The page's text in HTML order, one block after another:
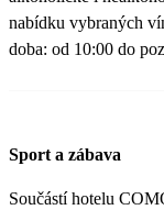
nabídku vybraných
doba: od 10:00 do
Sport a zábava
Součástí hotelu